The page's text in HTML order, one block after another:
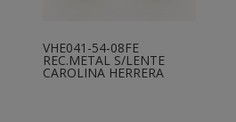
VHE041-54-08FE
REC.METAL S/LENTE
CAROLINA HERRERA